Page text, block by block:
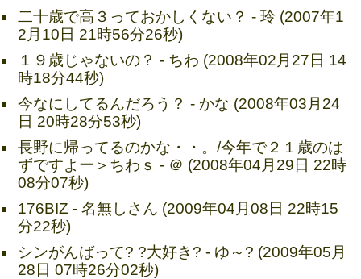
二十歳で高３っておかしくない？ - 玲 (2007年1
2月10日 21時56分26秒)
１９歳じゃないの？ - ちわ (2008年02月27日 14
時18分44秒)
今なにしてるんだろう？ - かな (2008年03月24
日 20時28分53秒)
長野に帰ってるのかな・・。/今年で２１歳のは
ずですよー＞ちわｓ - ＠ (2008年04月29日 22時
08分07秒)
176BIZ - 名無しさん (2009年04月08日 22時15
分22秒)
シンがんばって? ?大好き? - ゆ～? (2009年05月
28日 07時26分02秒)